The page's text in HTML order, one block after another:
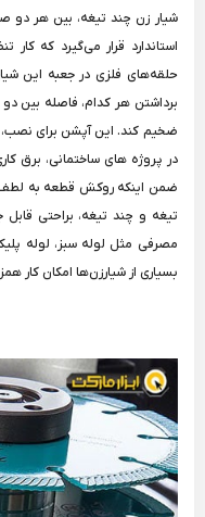
شیار زن چند تیغه، بین هر
استاندارد قرار می‌گیرد که
حلقه‌های فلزی در جعبه این
برداشتن هر کدام، فاصله بین دو
ضخیم کند. این آپشن برای نصب،
در پروژه های ساختمانی، برق
ضمن اینکه روکش قطعه به لطف
تیغه و چند تیغه، براحتی
مصرفی مثل لوله سبز، لوله
بسیاری از شیارزن‌ها امکان کار